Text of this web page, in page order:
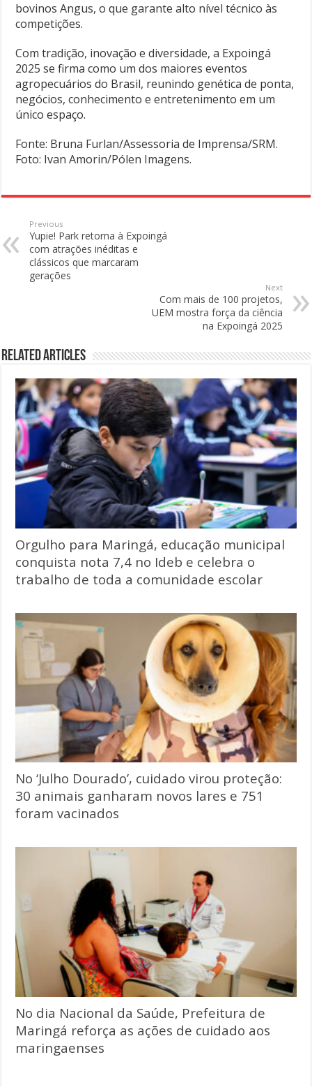
bovinos Angus, o que garante alto nível técnico às
competições.
Com tradição, inovação e diversidade, a Expoingá
2025 se firma como um dos maiores eventos
agropecuários do Brasil, reunindo genética de ponta,
negócios, conhecimento e entretenimento em um
único espaço.
Fonte: Bruna Furlan/Assessoria de Imprensa/SRM.
Foto: Ivan Amorin/Pólen Imagens.
Previous
Yupie! Park retorna à Expoingá
com atrações inéditas e
clássicos que marcaram
gerações
Next
Com mais de 100 projetos,
UEM mostra força da ciência
na Expoingá 2025
Related Articles
Orgulho para Maringá, educação municipal
conquista nota 7,4 no Ideb e celebra o
trabalho de toda a comunidade escolar
No ‘Julho Dourado’, cuidado virou proteção:
30 animais ganharam novos lares e 751
foram vacinados
No dia Nacional da Saúde, Prefeitura de
Maringá reforça as ações de cuidado aos
maringaenses